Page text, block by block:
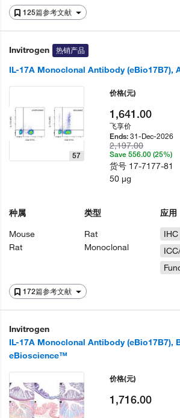
125篇参考文献
Invitrogen 热销产品
IL-17A Monoclonal Antibody (eBio17B7),
172篇参考文献
57
种属
Mouse
Rat
类型
Rat
Monoclonal
应用
IHC
价格(元)
1,641.00
飞享价
Ends:31-Dec-2026
2,197.00
Save 556.00 (25%)
货号 17-7177-81
50 µg
Invitrogen
IL-17A Monoclonal Antibody (eBio17B7),
eBioscience™
价格(元)
1,716.00